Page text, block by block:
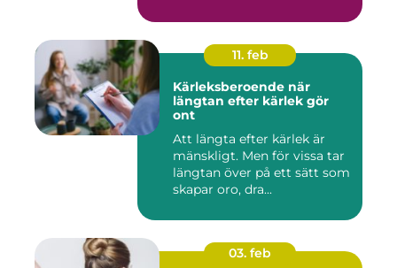
11. feb
Kärleksberoende när
längtan efter kärlek gör
ont
Att längta efter kärlek är
mänskligt. Men för vissa tar
längtan över på ett sätt som
skapar oro, dra...
03. feb